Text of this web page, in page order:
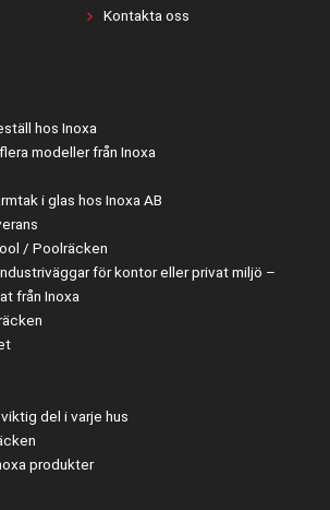
Kontakta oss
hos Inoxa
modeller från Inoxa
i glas hos Inoxa AB
/ Poolräcken
för kontor eller privat miljö –
från Inoxa
del i varje hus
produkter